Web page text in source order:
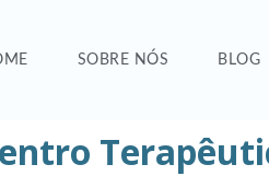
SOBRE NÓS BLOG